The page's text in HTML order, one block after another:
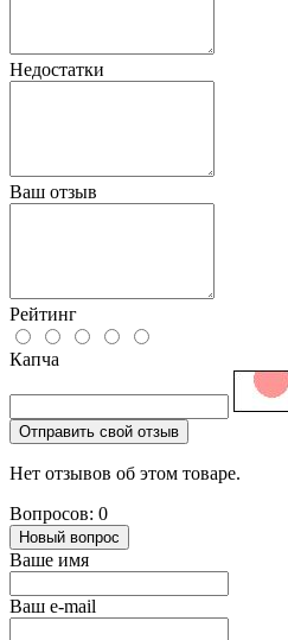
Недостатки
Ваш отзыв
Рейтинг
Капча
Отправить свой отзыв
Нет отзывов об этом товаре.
Вопросов: 0
Новый вопрос
Ваше имя
Ваш e-mail